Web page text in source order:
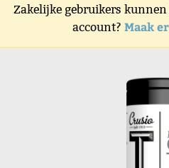
Zakelijke gebruikers kunnen
account? Maak